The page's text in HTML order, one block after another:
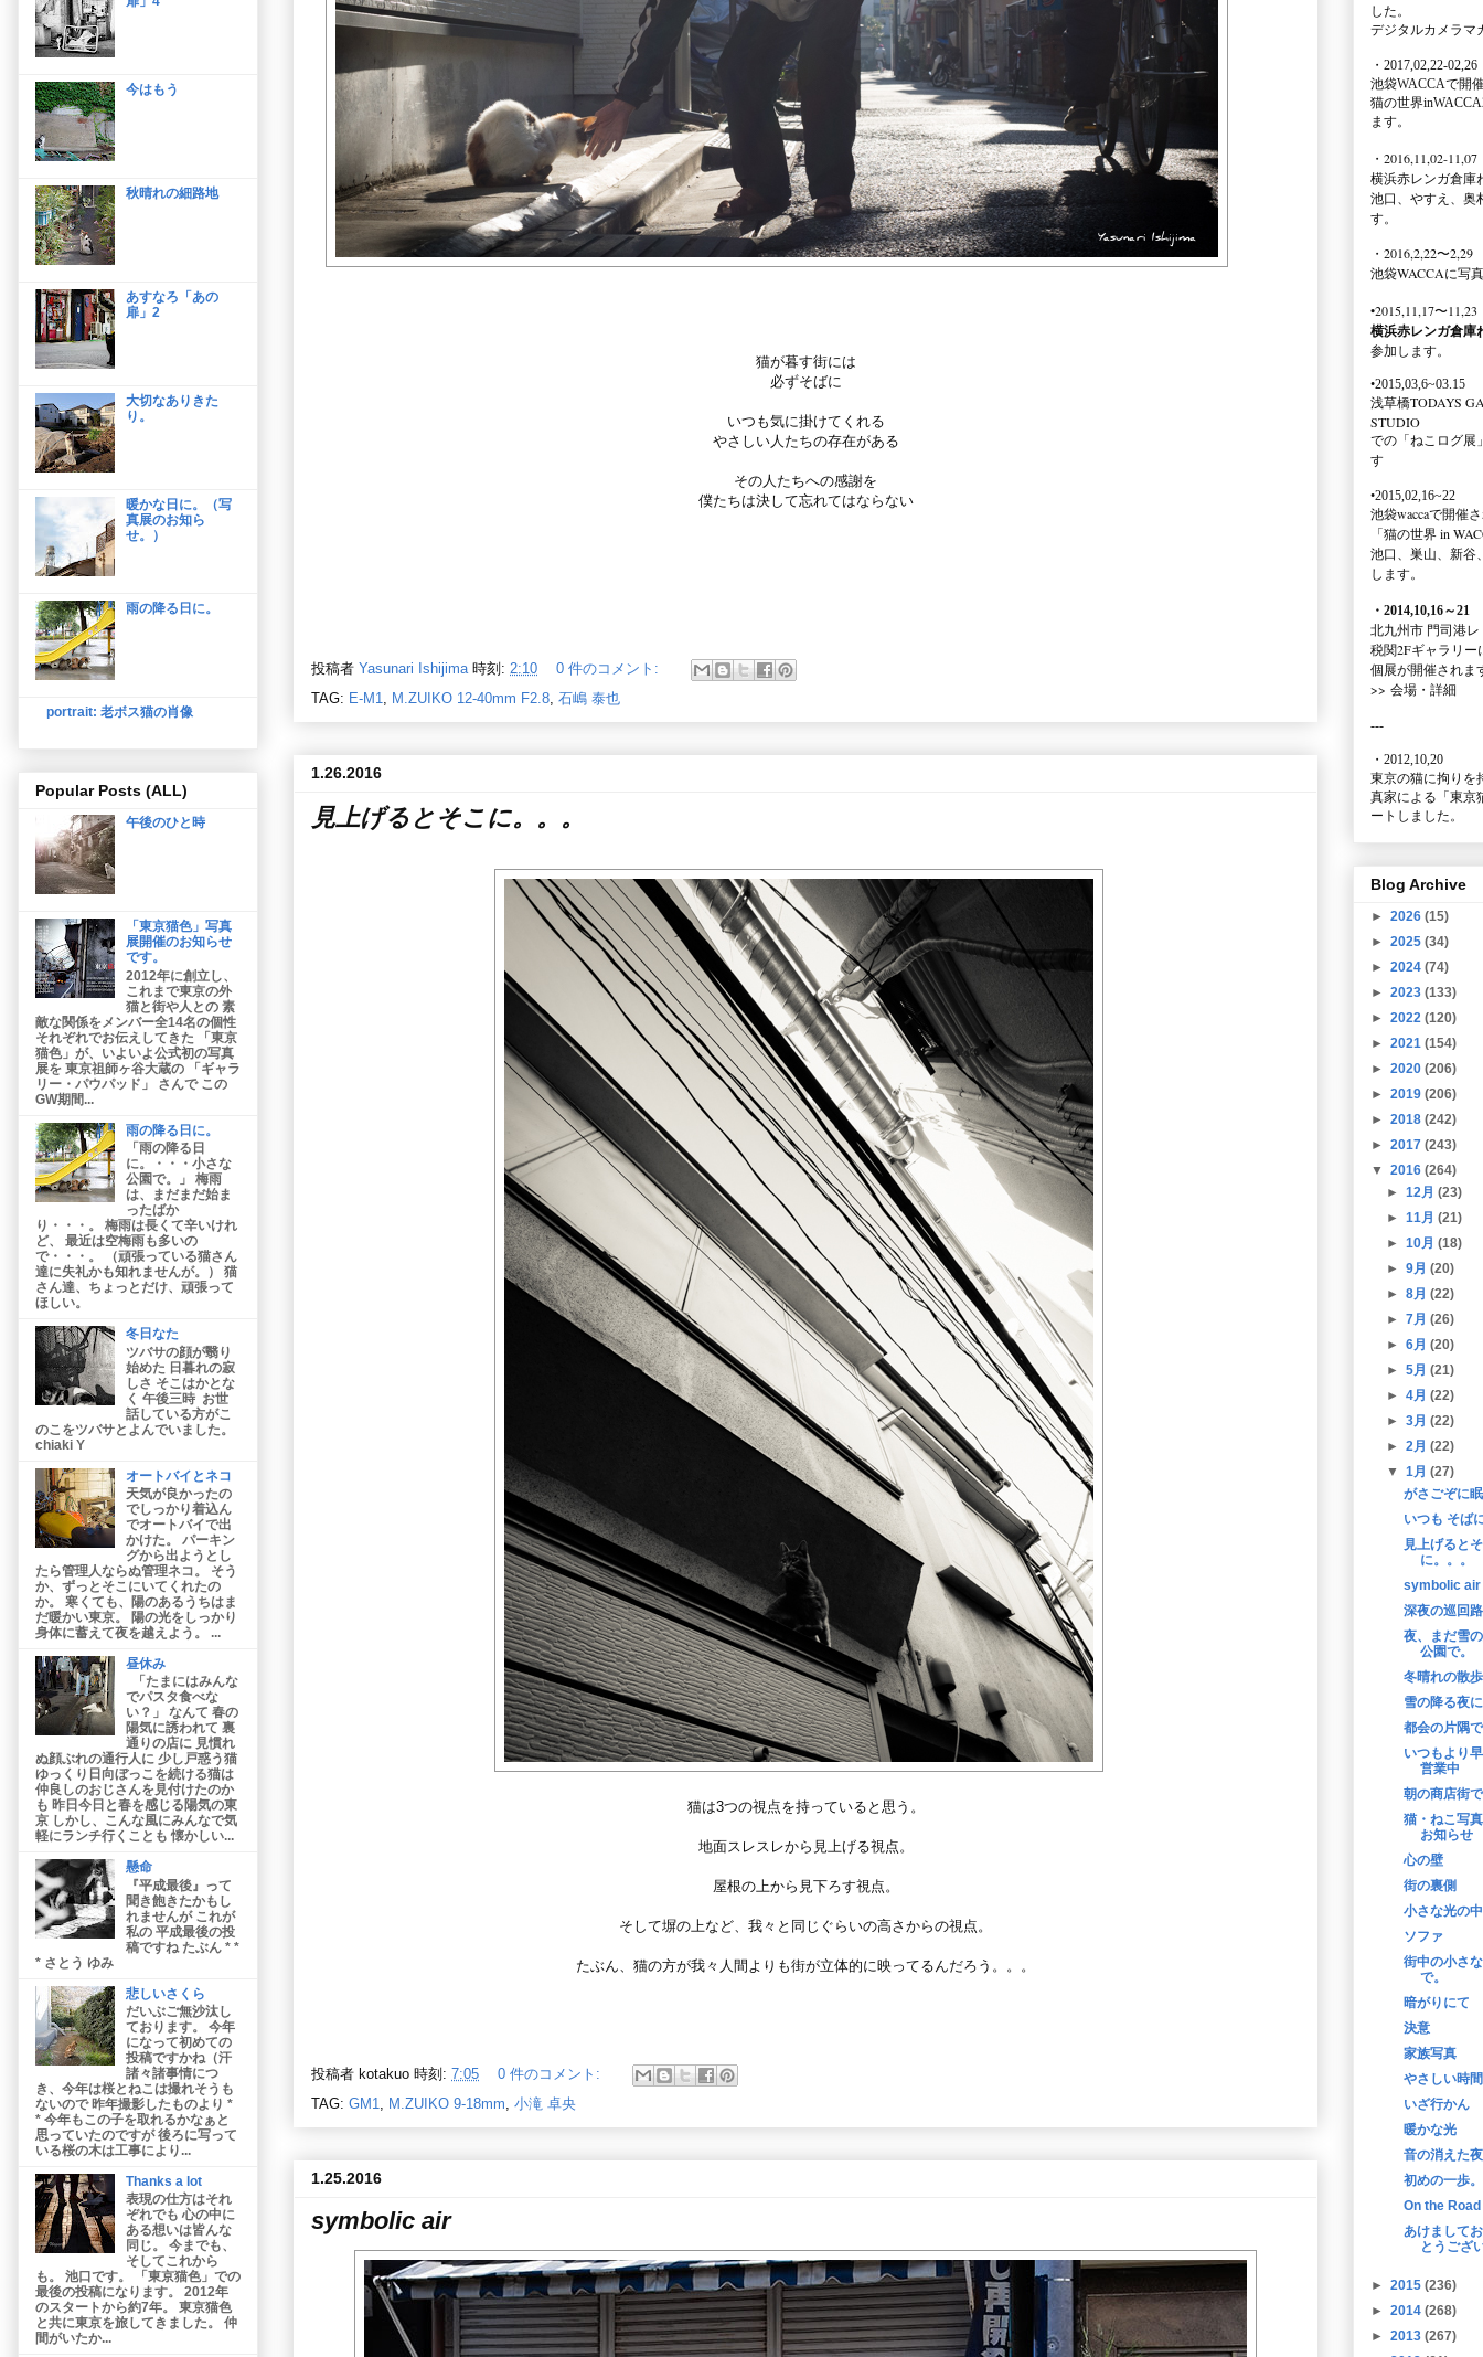
猫が暮す街には
必ずそばに
いつも気に掛けてくれる
やさしい人たちの存在がある
その人たちへの感謝を
僕たちは決して忘れてはならない
投稿者 Yasunari Ishijima 時刻: 2:10
0 件のコメント:
TAG: E-M1, M.ZUIKO 12-40mm F2.8, 石嶋 泰也
1.26.2016
見上げるとそこに。。。
猫は3つの視点を持っていると思う。
地面スレスレから見上げる視点。
屋根の上から見下ろす視点。
そして塀の上など、我々と同じぐらいの高さからの視点。
たぶん、猫の方が我々人間よりも街が立体的に映ってるんだろう。。。
投稿者 kotakuo 時刻: 7:05
0 件のコメント:
TAG: GM1, M.ZUIKO 9-18mm, 小滝 卓央
1.25.2016
symbolic air
今はもう
秋晴れの細路地
あすなろ「あの
扉」2
大切なありきた
り。
暖かな日に。（写
真展のお知ら
せ。）
雨の降る日に。
portrait: 老ボス猫の肖像
Popular Posts (ALL)
午後のひと時
「東京猫色」写真
展開催のお知らせ
です。
2012年に創立し、
これまで東京の外
猫と街や人との 素
敵な関係をメンバー全14名の個性
それぞれでお伝えしてきた 「東京
猫色」が、いよいよ公式初の写真
展を 東京祖師ヶ谷大蔵の 「ギャラ
リー・パウパッド」 さんで この
GW期間...
雨の降る日に。
「雨の降る日
に。・・・小さな
公園で。」 梅雨
は、まだまだ始ま
ったばか
り・・・。 梅雨は長くて辛いけれ
ど、 最近は空梅雨も多いの
で・・・。 （頑張っている猫さん
達に失礼かも知れませんが。） 猫
さん達、ちょっとだけ、頑張って
ほしい。
冬日なた
ツバサの顔が翳り
始めた 日暮れの寂
しさ そこはかとな
く 午後三時 お世
話している方がこ
のこをツバサとよんでいました。
chiaki Y
オートバイとネコ
天気が良かったの
でしっかり着込ん
でオートバイで出
かけた。 パーキン
グから出ようとし
たら管理人ならぬ管理ネコ。 そう
か、ずっとそこにいてくれたの
か。 寒くても、陽のあるうちはま
だ暖かい東京。 陽の光をしっかり
身体に蓄えて夜を越えよう。 ...
昼休み
「たまにはみんな
でパスタ食べな
い？」 なんて 春の
陽気に誘われて 裏
通りの店に 見慣れ
ぬ顔ぶれの通行人に 少し戸惑う猫
ゆっくり日向ぼっこを続ける猫は
仲良しのおじさんを見付けたのか
も 昨日今日と春を感じる陽気の東
京 しかし、こんな風にみんなで気
軽にランチ行くことも 懐かしい...
懸命
『平成最後』って
聞き飽きたかもし
れませんが これが
私の 平成最後の投
稿ですね たぶん * *
* さとう ゆみ
悲しいさくら
だいぶご無沙汰し
ております。 今年
になって初めての
投稿ですかね（汗
諸々諸事情につ
き、今年は桜とねこは撮れそうも
ないので 昨年撮影したものより *
* 今年もこの子を取れるかなぁと
思っていたのですが 後ろに写って
いる桜の木は工事により...
Thanks a lot
表現の仕方はそれ
ぞれでも 心の中に
ある想いは皆んな
同じ。 今までも、
そしてこれから
も。 池口です。 「東京猫色」での
最後の投稿になります。 2012年
のスタートから約7年。 東京猫色
と共に東京を旅してきました。 仲
間がいたか...
した。
デジタルカメラマ
・2017,02,22-02,26
池袋WACCAで開
猫の世界
ます。
・2016,11,02-11,07
横浜赤レンガ倉庫
池口、やすえ、奥
す。
・2016,2,22〜2,29
池袋WACCAに写
•2015,11,17〜11,23
横浜赤レンガ倉庫
参加します。
•2015,03,6~03.15
浅草橋TODAYS
STUDIO
での 「ねこログ展
す
•2015,02,16~22
池袋waccaで開催
「猫の世界 in
池口、巣山、新谷
します。
・2014,10,16～21
北九州市 門司港
税関2Fギャラリー
個展が開催されま
>> 会場・詳細
---
・2012,10,20
東京の猫に拘りを
真家による 「東
ートしました。
Blog Archive
► 2026 (15)
► 2025 (34)
► 2024 (74)
► 2023 (133)
► 2022 (120)
► 2021 (154)
► 2020 (206)
► 2019 (206)
► 2018 (242)
► 2017 (243)
▼ 2016 (264)
►12月(23)
►11月(21)
►10月(18)
►9月(20)
►8月(22)
►7月(26)
►6月(20)
►5月(21)
►4月(22)
►3月(22)
►2月(22)
▼1月(27)
がさごぞに
いつも そば
見上げると
に。。。
symbolic air
深夜の巡回路
夜、まだ雪
公園で。
冬晴れの散
雪の降る夜に
都会の片隅で
いつもより
営業中
朝の商店街で
猫・ねこ写
お知らせ
心の壁
街の裏側
小さな光の
ソファ
街中の小さ
で。
暗がりにて
決意
家族写真
やさしい時間
いざ行かん
暖かな光
音の消えた夜
初めの一歩。
On the Road
あけまして
とうござ
► 2015 (236)
► 2014 (268)
► 2013 (267)